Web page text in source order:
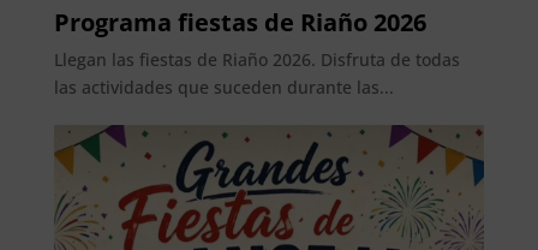
Programa fiestas de Riaño 2026
Llegan las fiestas de Riaño 2026. Disfruta de todas
las actividades que suceden durante las...